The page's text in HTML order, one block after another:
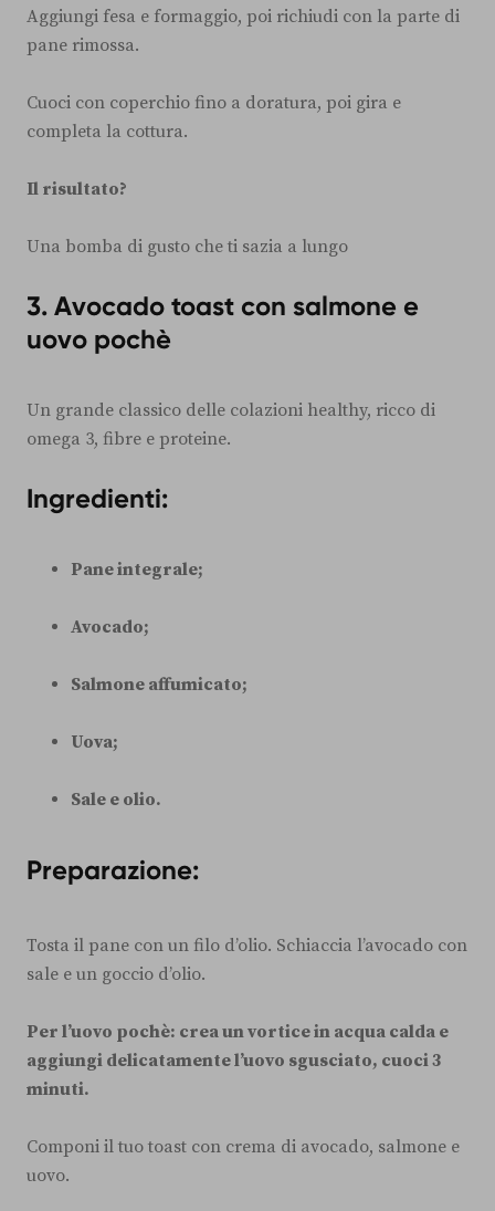
Aggiungi fesa e formaggio, poi richiudi con la parte di
pane rimossa.
Cuoci con coperchio fino a doratura, poi gira e
completa la cottura.
Il risultato?
Una bomba di gusto che ti sazia a lungo
3. Avocado toast con salmone e
uovo pochè
Un grande classico delle colazioni healthy, ricco di
omega 3, fibre e proteine.
Ingredienti:
Pane integrale;
Avocado;
Salmone affumicato;
Uova;
Sale e olio.
Preparazione:
Tosta il pane con un filo d’olio. Schiaccia l’avocado con
sale e un goccio d’olio.
Per l’uovo pochè: crea un vortice in acqua calda e
aggiungi delicatamente l’uovo sgusciato, cuoci 3
minuti.
Componi il tuo toast con crema di avocado, salmone e
uovo.